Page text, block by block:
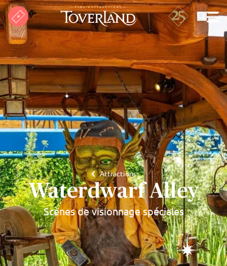
Rechercher
Attractions
Waterdwarf Alley
Scènes de visionnage spéciales